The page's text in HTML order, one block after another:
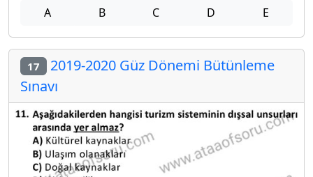
A B C D E
17 2019-2020 Güz Dönemi Bütünleme
Sınavı